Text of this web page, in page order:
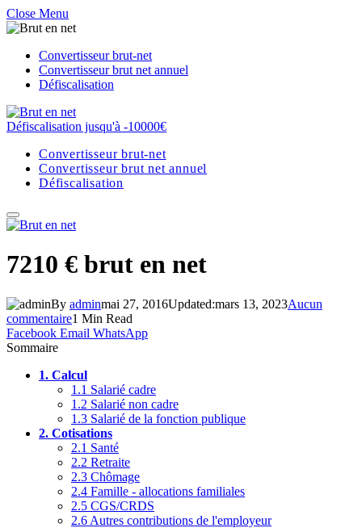
Close Menu
Convertisseur brut-net
Convertisseur brut net annuel
Défiscalisation
Défiscalisation jusqu'à -10000€
Convertisseur brut-net
Convertisseur brut net annuel
Défiscalisation
7210 € brut en net
By adminmai 27, 2016Updated:mars 13, 2023Aucun
commentaire1 Min Read
Facebook Email WhatsApp
Sommaire
1. Calcul
1.1 Salarié cadre
1.2 Salarié non cadre
1.3 Salarié de la fonction publique
2. Cotisations
2.1 Santé
2.2 Retraite
2.3 Chômage
2.4 Famille - allocations familiales
2.5 CGS/CRDS
2.6 Autres contributions de l'employeur